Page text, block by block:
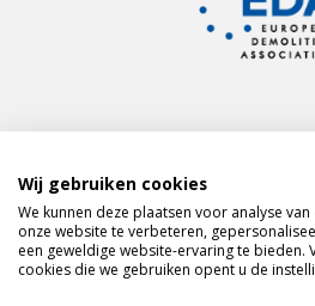
Meld je aan voor de
VERAS nieuwsbrief
Volg VERAS op
Wij gebruiken cookies
We kunnen deze plaatsen voor analyse
onze website te verbeteren,
een geweldige website-ervaring te
cookies die we gebruiken opent u de